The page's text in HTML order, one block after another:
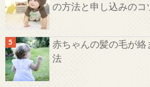
の方法と申し込みのコ
赤ちゃんの髪の毛が
法